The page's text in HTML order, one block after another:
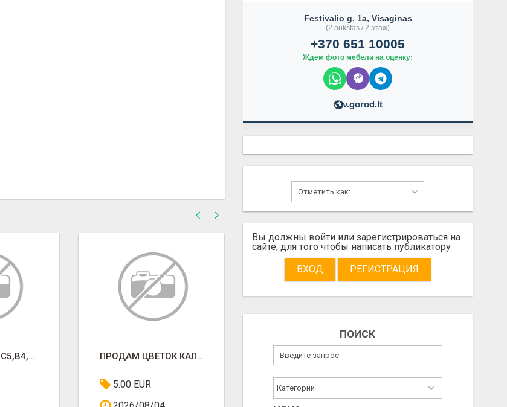
DALYS AUDI C4,C5,B4,GOLF4 ПРОДАМ ЦВЕТОК КАЛАНХОЭ
5.00 EUR
460.00 EUR
Festivalio g. 1a, Visaginas
(2 aukštas / 2 этаж)
+370 651 10005
Ждем фото мебели на оценку:
v.gorod.lt
Вы должны войти или зарегистрироваться на
сайте, для того чтобы написать публикатору
ВХОД
РЕГИСТРАЦИЯ
ПОИСК